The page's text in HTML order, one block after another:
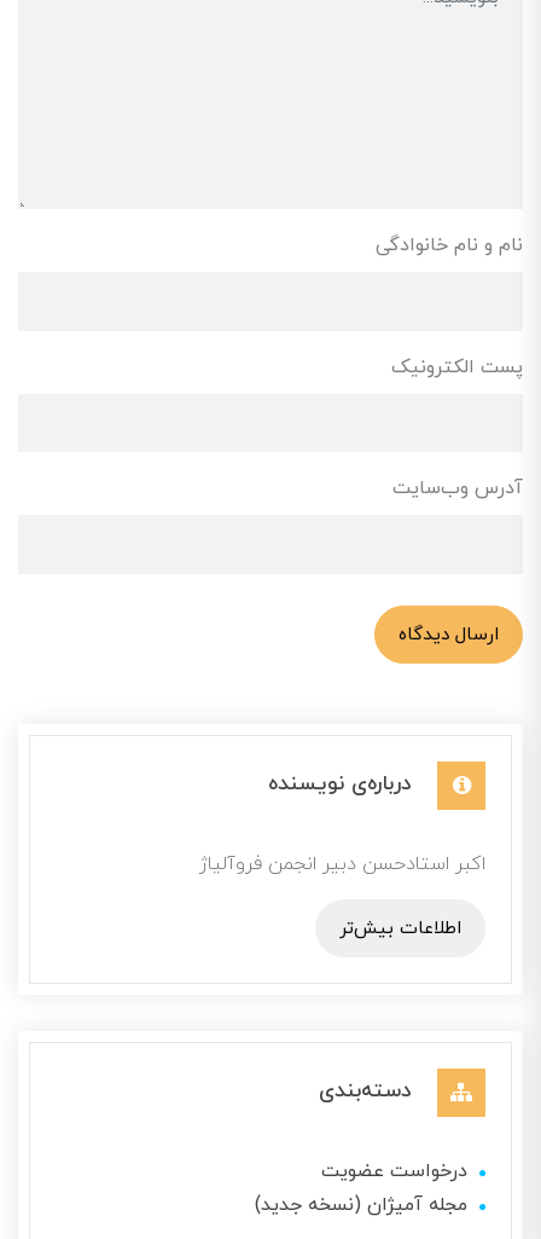
نام و نام خانوادگی
پست الکترونیک
آدرس وب‌سایت
ارسال دیدگاه
درباره‌ی نویسنده
اکبر استادحسن دبیر انجمن فروآلیاژ
اطلاعات بیش‌تر
دسته‌بندی
درخواست عضویت
مجله آمیژان (نسخه جدید)